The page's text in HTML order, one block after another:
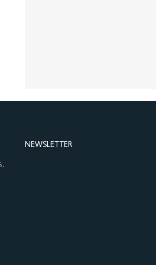
NEWSLETTER